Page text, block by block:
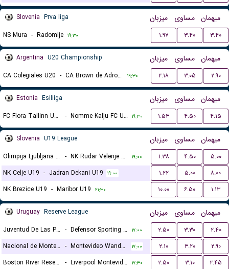
Slovenia Prva liga میزبان مساوی میهمان
NS Mura - Radomlje ۱۹:۳۰ ۱.۹۷ ۳.۴۰ ۳.۴۰
Argentina U20 Championship میزبان مساوی میهمان
CA Colegiales U20 - CA Brown de Adrogue U20 ۱۹:۳۰ ۲.۱۸ ۳.۰۵ ۲.۹۰
Estonia Esiliiga میزبان مساوی میهمان
FC Flora Tallinn U21 - Nomme Kalju FC U21 ۱۹:۳۰ ۱.۵۳ ۴.۵۰ ۴.۱۵
Slovenia U19 League میزبان مساوی میهمان
Olimpija Ljubljana U19 - NK Rudar Velenje U19 ۱۹:۰۰ ۱.۳۸ ۴.۵۰
۵.۰۰
NK Celje U19 - Jadran Dekani U19 ۱۹:۰۰ ۱.۲۲ ۵.۰۰
۸.۰۰
NK Brezice U19 - Maribor U19 ۲۱:۳۰ ۱۰.۰۰ ۶.۵۰ ۱.۱۳
Uruguay Reserve League میزبان مساوی میهمان
Juventud De Las Piedras Reserves - Defensor Sporting Reserves ۱۷:۰۰ ۲.۵۰ ۳.۳۰
۲.۴۰
Nacional de Montevideo Reserves - Montevideo Wanderers Reserves ۱۷:۰۰ ۲.۱۰ ۳.۲۰
۲.۹۰
Boston River Reserves
- Liverpool Montevideo Reserves ۱۷:۳۰ ۲.۵۰ ۳.۱۰
۲.۴۵